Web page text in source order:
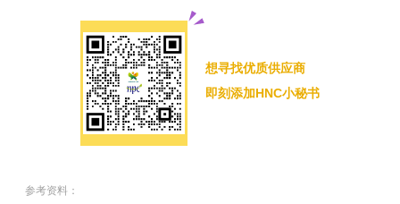
想寻找优质供应商
即刻添加HNC小秘书
参考资料：